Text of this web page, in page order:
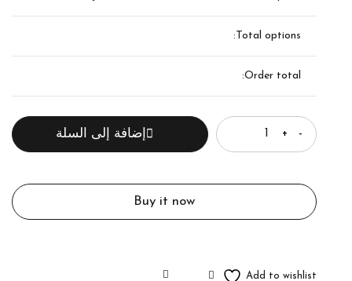
Total options:
Order total:
إضافة إلى السلة
Buy it now